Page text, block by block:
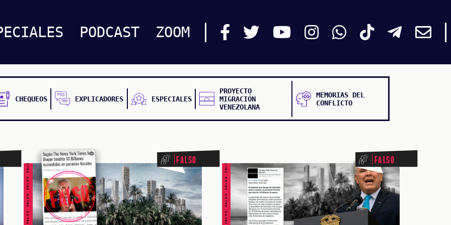
PODCAST ZOOM
CHEQUEOS EXPLICADORES ESPECIALES
PROYECTO
MIGRACIÓN
VENEZOLANA
MEMORIAS DEL
CONFLICTO
FALSO FALSO FALSO FALSO FALSO FALSO FALSO Falso FALSO FALSO FALSO FALSO FALSO FALSO FALSO Falso